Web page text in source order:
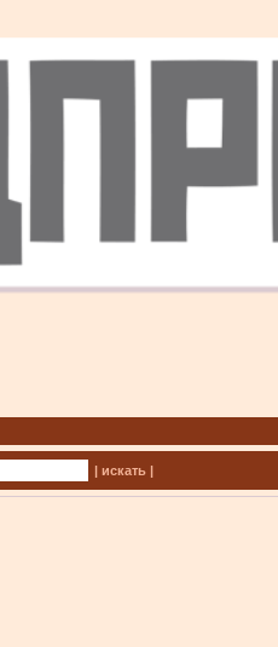
| искать |